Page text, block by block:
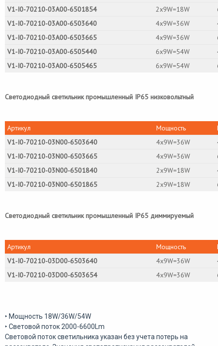
V1-I0-70210-03A00-6501854
2х9W=18W
V1-I0-70210-03A00-6503640
4х9W=36W
V1-I0-70210-03A00-6503665
4х9W=36W
V1-I0-70210-03A00-6505440
6х9W=54W
V1-I0-70210-03A00-6505465
6х9W=54W
Светодиодный светильник промышленный IP65 низковольтный
Артикул Мощность
V1-I0-70210-03N00-6503640
4х9W=36W
V1-I0-70210-03N00-6503665
4х9W=36W
V1-I0-70210-03N00-6501840
2x9W=18W
V1-I0-70210-03N00-6501865
2x9W=18W
Светодиодный светильник промышленный IP65 диммируемый
Артикул Мощность
V1-I0-70210-03D00-6503640
4х9W=36W
V1-I0-70210-03D00-6503654
4х9W=36W
‣ Мощность 18W/36W/54W
‣ Световой поток 2000-6600Lm
Световой поток светильника указан без учета потерь на